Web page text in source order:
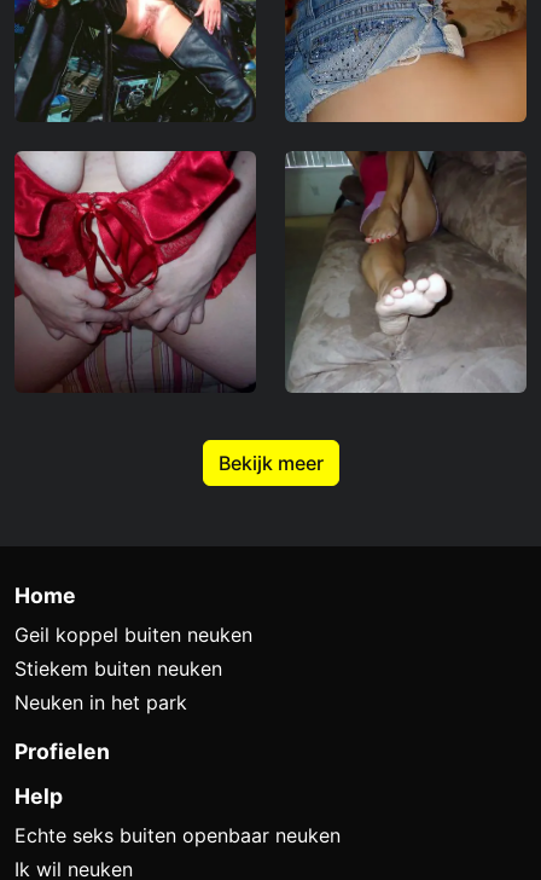
Bekijk meer
Home
Geil koppel buiten neuken
Stiekem buiten neuken
Neuken in het park
Profielen
Help
Echte seks buiten openbaar neuken
Ik wil neuken